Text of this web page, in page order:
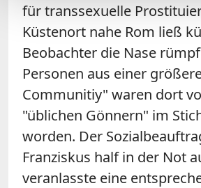
für transsexuelle
Küstenort nahe Rom ließ
Beobachter die Nase
Personen aus einer
Communitiy" waren dort
"üblichen Gönnern" im
worden. Der
Franziskus half in der Not
veranlasste eine